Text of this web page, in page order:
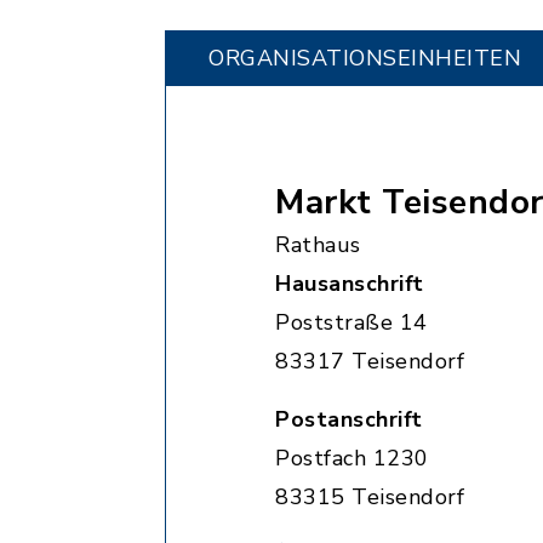
ORGANISATIONS­EINHEITEN
Markt
Rathaus
Hausanschrift
Poststraße 14
83317 Teisendorf
Postanschrift
Postfach 1230
83315 Teisendorf